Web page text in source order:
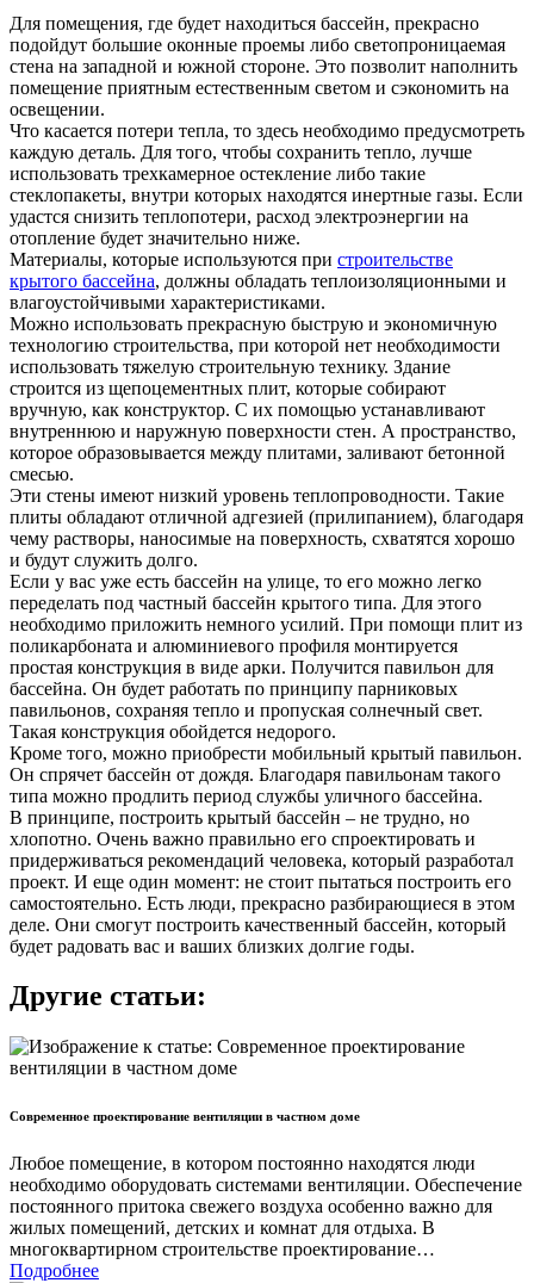
Для помещения, где будет находиться бассейн, прекрасно
подойдут большие оконные проемы либо светопроницаемая
стена на западной и южной стороне. Это позволит наполнить
помещение приятным естественным светом и сэкономить на
освещении.
Что касается потери тепла, то здесь необходимо предусмотреть
каждую деталь. Для того, чтобы сохранить тепло, лучше
использовать трехкамерное остекление либо такие
стеклопакеты, внутри которых находятся инертные газы. Если
удастся снизить теплопотери, расход электроэнергии на
отопление будет значительно ниже.
Материалы, которые используются при строительстве
крытого бассейна, должны обладать теплоизоляционными и
влагоустойчивыми характеристиками.
Можно использовать прекрасную быструю и экономичную
технологию строительства, при которой нет необходимости
использовать тяжелую строительную технику. Здание
строится из щепоцементных плит, которые собирают
вручную, как конструктор. С их помощью устанавливают
внутреннюю и наружную поверхности стен. А пространство,
которое образовывается между плитами, заливают бетонной
смесью.
Эти стены имеют низкий уровень теплопроводности. Такие
плиты обладают отличной адгезией (прилипанием), благодаря
чему растворы, наносимые на поверхность, схватятся хорошо
и будут служить долго.
Если у вас уже есть бассейн на улице, то его можно легко
переделать под частный бассейн крытого типа. Для этого
необходимо приложить немного усилий. При помощи плит из
поликарбоната и алюминиевого профиля монтируется
простая конструкция в виде арки. Получится павильон для
бассейна. Он будет работать по принципу парниковых
павильонов, сохраняя тепло и пропуская солнечный свет.
Такая конструкция обойдется недорого.
Кроме того, можно приобрести мобильный крытый павильон.
Он спрячет бассейн от дождя. Благодаря павильонам такого
типа можно продлить период службы уличного бассейна.
В принципе, построить крытый бассейн – не трудно, но
хлопотно. Очень важно правильно его спроектировать и
придерживаться рекомендаций человека, который разработал
проект. И еще один момент: не стоит пытаться построить его
самостоятельно. Есть люди, прекрасно разбирающиеся в этом
деле. Они смогут построить качественный бассейн, который
будет радовать вас и ваших близких долгие годы.
Другие статьи:
Современное проектирование вентиляции в частном доме
Любое помещение, в котором постоянно находятся люди
необходимо оборудовать системами вентиляции. Обеспечение
постоянного притока свежего воздуха особенно важно для
жилых помещений, детских и комнат для отдыха. В
многоквартирном строительстве проектирование…
Подробнее